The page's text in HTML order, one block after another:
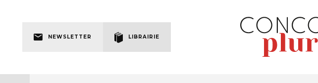
navigation
NEWSLETTER LIBRAIRIE